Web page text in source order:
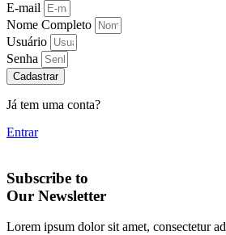
E-mail
Nome Completo
Usuário
Senha
Cadastrar
Já tem uma conta?
Entrar
Subscribe to
Our Newsletter
Lorem ipsum dolor sit amet, consectetur